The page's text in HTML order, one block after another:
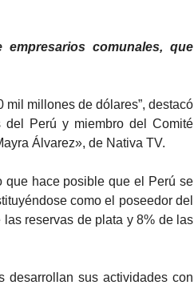
comunales, que
millones de dólares”, destacó
del Perú y miembro del Comité
Álvarez», de Nativa TV.
que hace posible que el Perú se
como el poseedor del
reservas de plata y 8% de las
desarrollan sus actividades con